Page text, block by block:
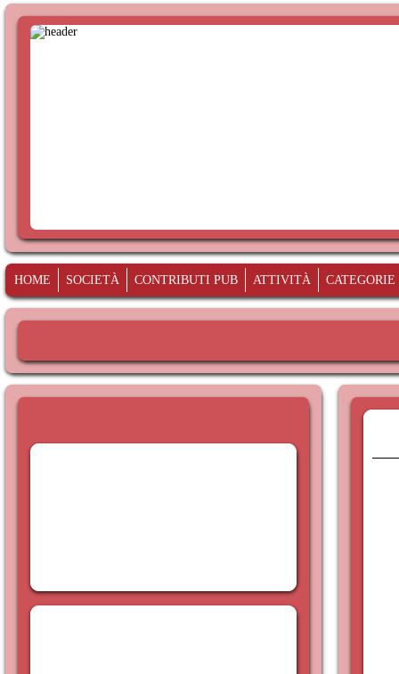
HOME SOCIETÀ CONTRIBUTI PUB ATTIVITÀ CATEGORIE